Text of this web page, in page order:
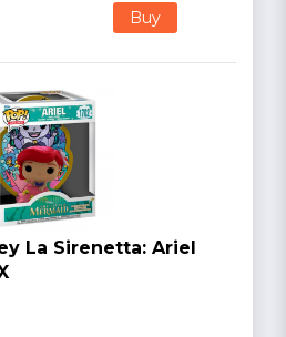
Buy
La Sirenetta: Ariel